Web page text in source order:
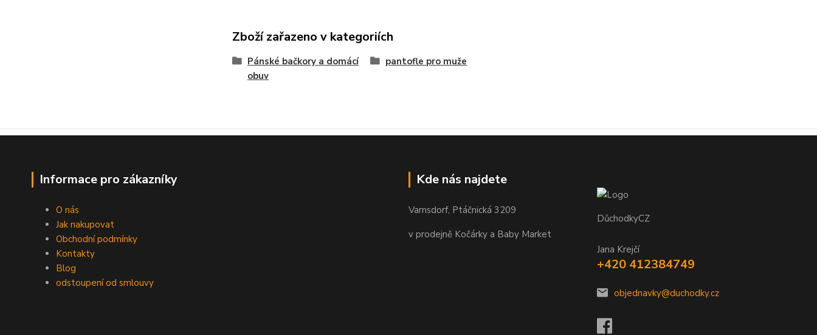
Zboží zařazeno v kategoriích
Pánské bačkory a domácí
obuv
pantofle pro muže
Informace pro zákazníky
O nás
Jak nakupovat
Obchodní podmínky
Kontakty
Blog
odstoupení od smlouvy
Kde nás najdete
Varnsdorf, Ptáčnická 3209
v prodejně Kočárky a Baby Market
DůchodkyCZ
Jana Krejčí
+420 412384749
objednavky@duchodky.cz